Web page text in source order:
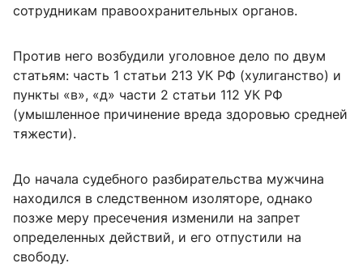
сотрудникам правоохранительных органов.
Против него возбудили уголовное дело по двум
статьям: часть 1 статьи 213 УК РФ (хулиганство) и
пункты «в», «д» части 2 статьи 112 УК РФ
(умышленное причинение вреда здоровью средней
тяжести).
До начала судебного разбирательства мужчина
находился в следственном изоляторе, однако
позже меру пресечения изменили на запрет
определенных действий, и его отпустили на
свободу.